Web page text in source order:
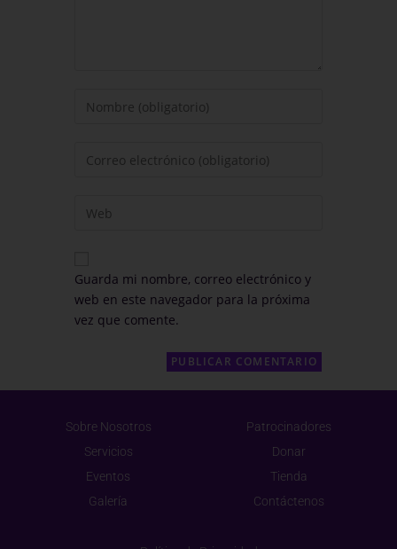
Guarda mi nombre, correo electrónico y
web en este navegador para la próxima
vez que comente.
Sobre Nosotros
Servicios
Eventos
Galería
Patrocinadores
Donar
Tienda
Contáctenos